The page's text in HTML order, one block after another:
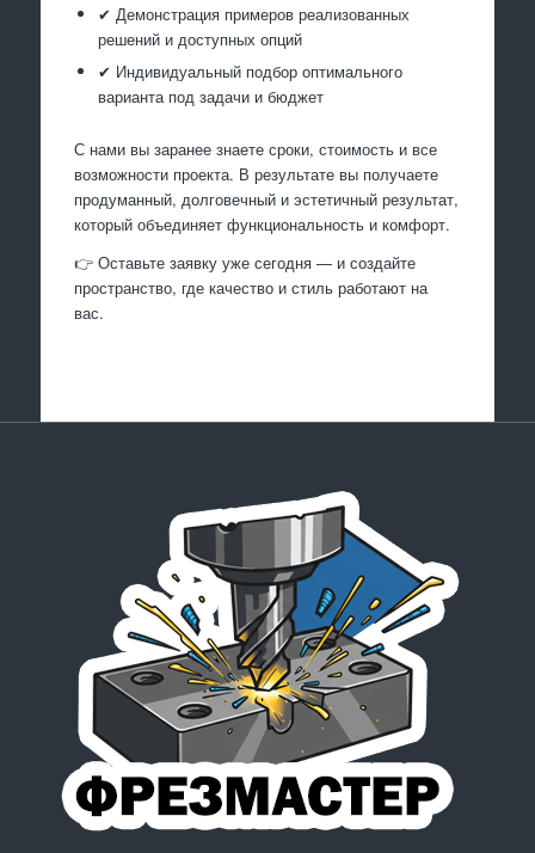
✔ Демонстрация примеров реализованных
решений и доступных опций
✔ Индивидуальный подбор оптимального
варианта под задачи и бюджет
С нами вы заранее знаете сроки, стоимость и все
возможности проекта. В результате вы получаете
продуманный, долговечный и эстетичный результат,
который объединяет функциональность и комфорт.
👉 Оставьте заявку уже сегодня — и создайте
пространство, где качество и стиль работают на
вас.